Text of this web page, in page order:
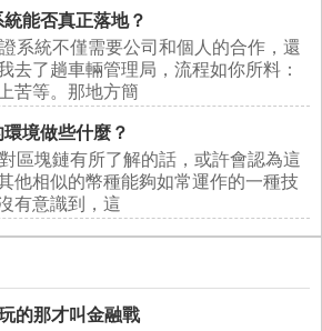
能否真正落地？
系統不僅需要公司和個人的合作，還
去了趟車輛管理局，流程如你所料：
苦等。那地方簡
境做些什麼？
區塊鏈有所了解的話，或許會認為這
他相似的幣種能夠如常運作的一種技
有意識到，這
的那才叫金融戰